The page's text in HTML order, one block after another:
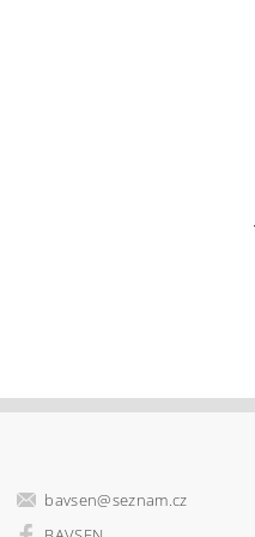
bavsen@seznam.cz